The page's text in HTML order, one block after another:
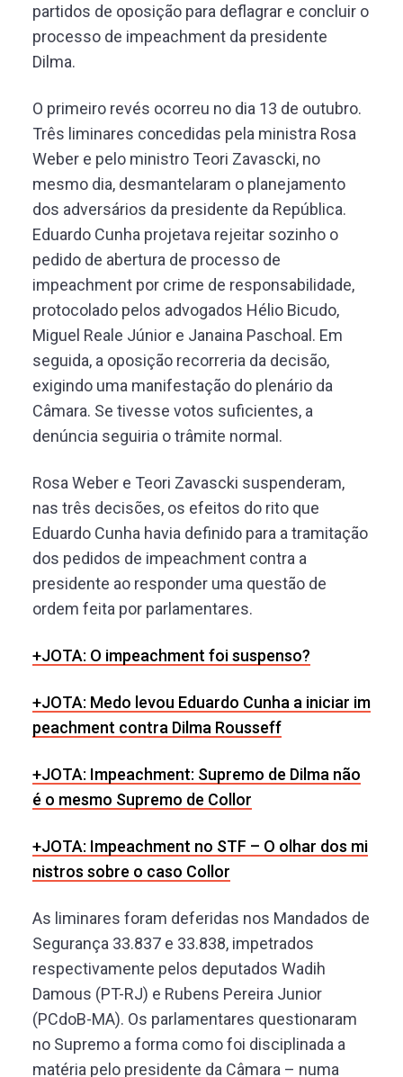
partidos de oposição para deflagrar e concluir o
processo de impeachment da presidente
Dilma.
O primeiro revés ocorreu no dia 13 de outubro.
Três liminares concedidas pela ministra Rosa
Weber e pelo ministro Teori Zavascki, no
mesmo dia, desmantelaram o planejamento
dos adversários da presidente da República.
Eduardo Cunha projetava rejeitar sozinho o
pedido de abertura de processo de
impeachment por crime de responsabilidade,
protocolado pelos advogados Hélio Bicudo,
Miguel Reale Júnior e Janaina Paschoal. Em
seguida, a oposição recorreria da decisão,
exigindo uma manifestação do plenário da
Câmara. Se tivesse votos suficientes, a
denúncia seguiria o trâmite normal.
Rosa Weber e Teori Zavascki suspenderam,
nas três decisões, os efeitos do rito que
Eduardo Cunha havia definido para a tramitação
dos pedidos de impeachment contra a
presidente ao responder uma questão de
ordem feita por parlamentares.
+JOTA: O impeachment foi suspenso?
+JOTA: Medo levou Eduardo Cunha a iniciar im
peachment contra Dilma Rousseff
+JOTA: Impeachment: Supremo de Dilma não
é o mesmo Supremo de Collor
+JOTA: Impeachment no STF – O olhar dos mi
nistros sobre o caso Collor
As liminares foram deferidas nos Mandados de
Segurança 33.837 e 33.838, impetrados
respectivamente pelos deputados Wadih
Damous (PT-RJ) e Rubens Pereira Junior
(PCdoB-MA). Os parlamentares questionaram
no Supremo a forma como foi disciplinada a
matéria pelo presidente da Câmara – numa